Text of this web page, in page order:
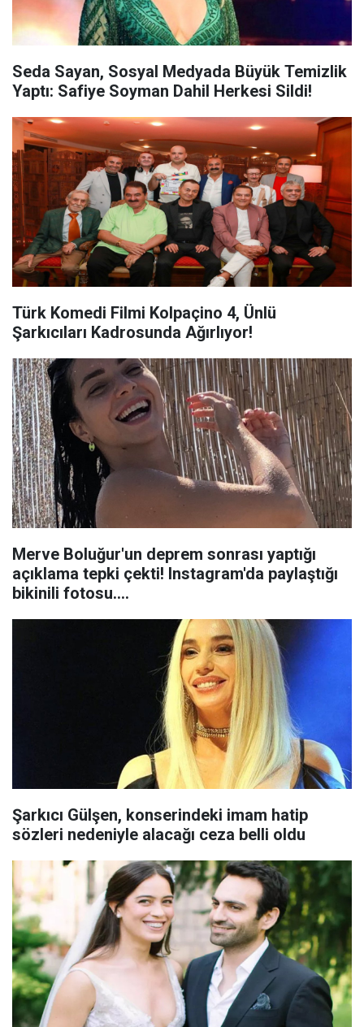
Seda Sayan, Sosyal Medyada Büyük Temizlik
Yaptı: Safiye Soyman Dahil Herkesi Sildi!
Türk Komedi Filmi Kolpaçino 4, Ünlü
Şarkıcıları Kadrosunda Ağırlıyor!
Merve Boluğur'un deprem sonrası yaptığı
açıklama tepki çekti! Instagram'da paylaştığı
bikinili fotosu....
Şarkıcı Gülşen, konserindeki imam hatip
sözleri nedeniyle alacağı ceza belli oldu